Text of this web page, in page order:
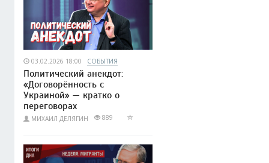
03.02.2026 18:00 СОБЫТИЯ
Политический анекдот:
«Договорённость с
Украиной» — кратко о
переговорах
МИХАИЛ ДЕЛЯГИН 889